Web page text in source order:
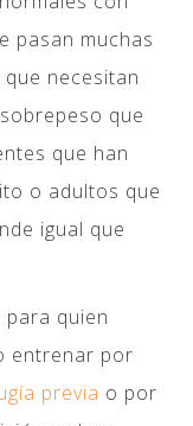
pasan muchas
necesitan
que
que han
o adultos que
igual que
quien
entrenar por
previa o por